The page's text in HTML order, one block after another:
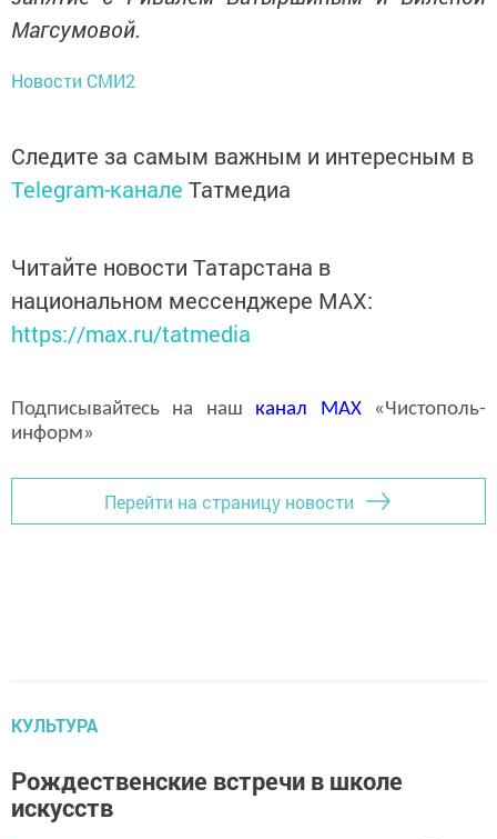
Магсумовой.
Новости СМИ2
Следите за самым важным и интересным в
Telegram-канале Татмедиа
Читайте новости Татарстана в
национальном мессенджере MАХ:
https://max.ru/tatmedia
Подписывайтесь на наш канал MAX«Чистополь-
информ»
Перейти на страницу новости
КУЛЬТУРА
Рождественские встречи в школе
искусств